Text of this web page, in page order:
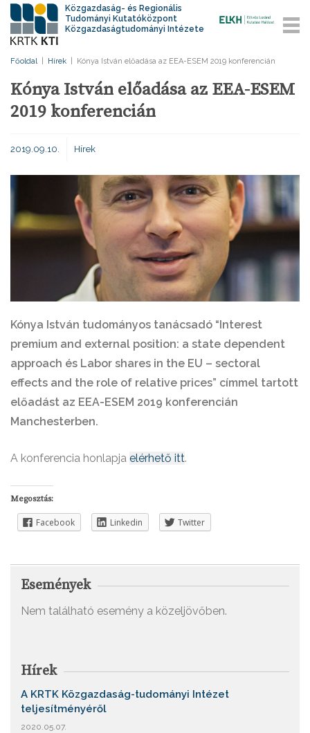
Közgazdaság- és Regionális
Tudományi Kutatóközpont
Közgazdaságtudományi Intézete
Főoldal Hírek Kónya István előadása az EEA-ESEM 2019 konferencián
Kónya István előadása az EEA-ESEM
2019 konferencián
2019.09.10. Hírek
Kónya István tudományos tanácsadó “Interest
premium and external position: a state dependent
approach és Labor shares in the EU – sectoral
effects and the role of relative prices” címmel tartott
előadást az EEA-ESEM 2019 konferencián
Manchesterben.
A konferencia honlapja elérhető itt.
Megosztás:
Facebook Linkedin Twitter
Események
Nem található esemény a közeljövőben.
Hírek
A KRTK Közgazdaság-tudományi Intézet
teljesítményéről
2020.05.07.